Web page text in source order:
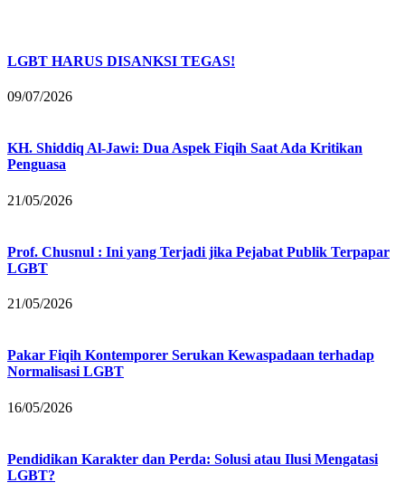
LGBT HARUS DISANKSI TEGAS!
09/07/2026
KH. Shiddiq Al-Jawi: Dua Aspek Fiqih Saat Ada Kritikan
Penguasa
21/05/2026
Prof. Chusnul : Ini yang Terjadi jika Pejabat Publik Terpapar
LGBT
21/05/2026
Pakar Fiqih Kontemporer Serukan Kewaspadaan terhadap
Normalisasi LGBT
16/05/2026
Pendidikan Karakter dan Perda: Solusi atau Ilusi Mengatasi
LGBT?